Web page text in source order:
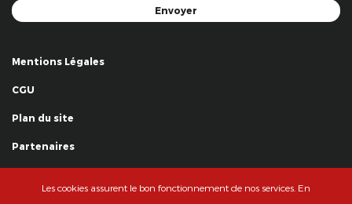
Mentions Légales
CGU
Plan du site
Partenaires
Les cookies assurent le bon fonctionnement de nos services. En